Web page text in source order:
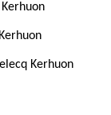
Kerhuon